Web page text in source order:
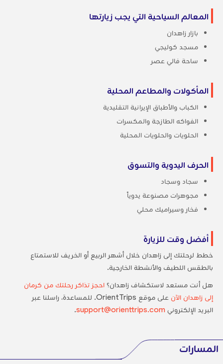
المعالم السياحية التي يجب زيارتها
بازار زاهدان
مسجد كوليجي
ساحة فالي عصر
المأكولات والمطاعم المحلية
الكباب والأطباق الإيرانية التقليدية
الفواكه الطازجة والمكسرات
الحلويات والحلويات المحلية
الحرف اليدوية والتسوق
سجاد وسجاد
مجوهرات مصنوعة يدوياً
فخار وسيراميك محلي
أفضل وقت للزيارة
خطط لرحلتك إلى زاهدان خلال أشهر الربيع أو الخريف للاستمتاع
بالطقس اللطيف والأنشطة الخارجية.
هل أنت مستعد لاستكشاف زاهدان؟ احجز تذاكر رحلتك من كرمان
إلى زاهدان الآن
على موقع OrientTrips. للمساعدة، راسلنا عبر
البريد الإلكتروني support@orienttrips.com
.
المسارات